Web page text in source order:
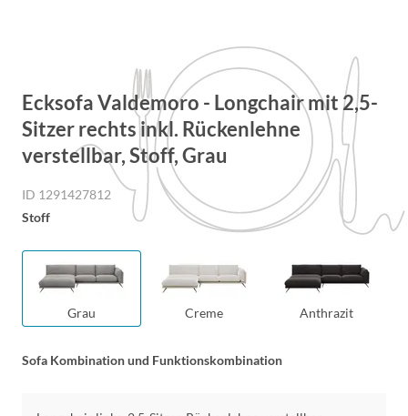
Ecksofa Valdemoro - Longchair mit 2,5-
Sitzer rechts inkl. Rückenlehne
verstellbar, Stoff, Grau
ID 1291427812
Stoff
Grau Creme Anthrazit
Sofa Kombination und Funktionskombination